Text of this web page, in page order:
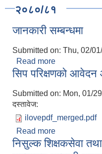
२०८०/८१
जानकारी सम्बन्धमा
Submitted on: Thu, 02/
Read more
सिप परिक्षणको आवेदन
Submitted on: Mon, 01/
दस्तावेज:
ilovepdf_merged.pdf
Read more
निसुल्क शिक्षकसेवा